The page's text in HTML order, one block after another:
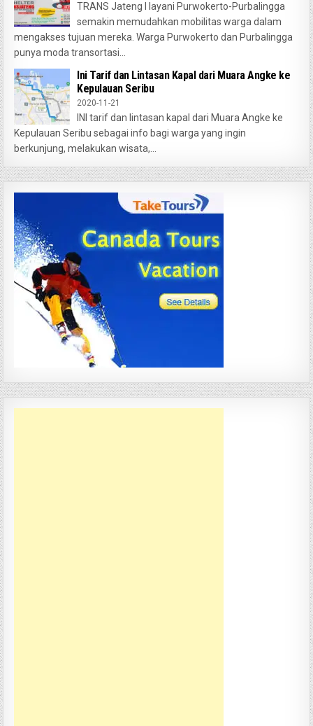
TRANS Jateng I layani Purwokerto-Purbalingga
semakin memudahkan mobilitas warga dalam
mengakses tujuan mereka. Warga Purwokerto dan Purbalingga
punya moda transortasi...
Ini Tarif dan Lintasan Kapal dari Muara Angke ke
Kepulauan Seribu
2020-11-21
INI tarif dan lintasan kapal dari Muara Angke ke
Kepulauan Seribu sebagai info bagi warga yang ingin
berkunjung, melakukan wisata,...